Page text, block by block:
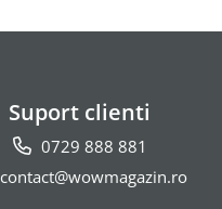
Suport clienti
0729 888 881